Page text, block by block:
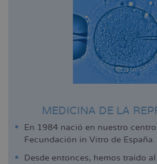
MEDICINA DE LA
En 1984 nació en nuestro
Fecundación in Vitro de España.
Desde entonces, hemos traído